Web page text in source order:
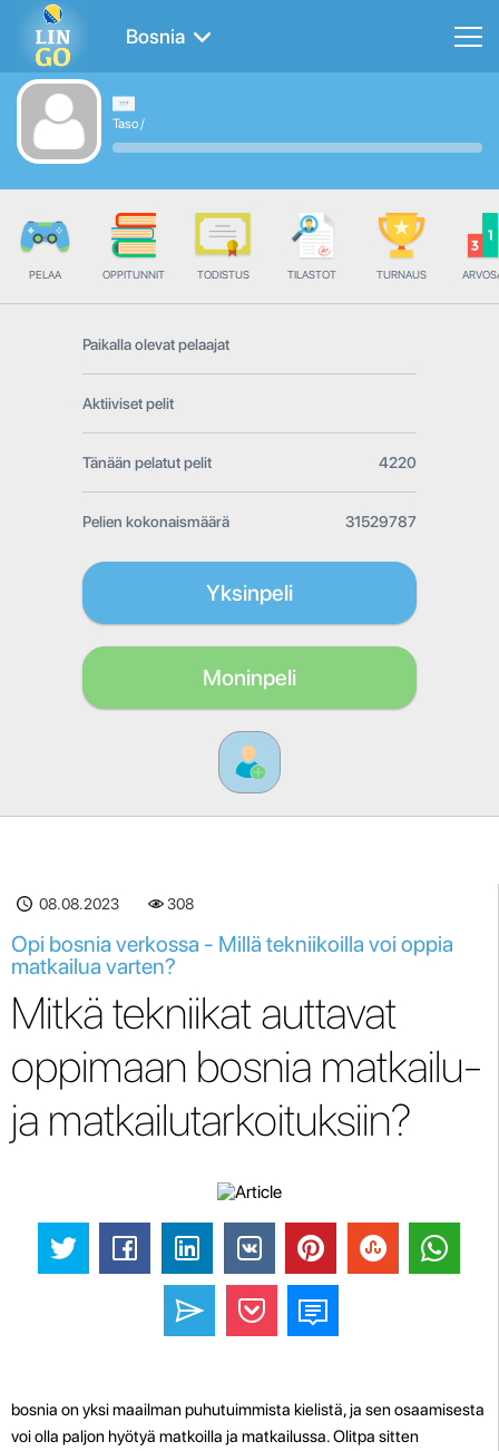
Bosnia
Taso/
PELAA OPPITUNNIT TODISTUS TILASTOT TURNAUS
Paikalla olevat pelaajat
Aktiiviset pelit
Tänään pelatut pelit 4220
Pelien kokonaismäärä 31529787
Yksinpeli
Moninpeli
08.08.2023 308
Opi bosnia verkossa - Millä tekniikoilla voi oppia
matkailua varten?
Mitkä tekniikat auttavat
oppimaan bosnia matkailu-
ja matkailutarkoituksiin?
bosnia on yksi maailman puhutuimmista kielistä, ja sen osaamisesta
voi olla paljon hyötyä matkoilla ja matkailussa. Olitpa sitten